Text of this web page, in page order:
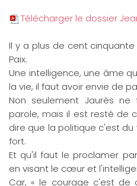
Télécharger le dossier
Il y a plus de cent
Paix.
Une intelligence, une âme
la vie, il faut avoir envie de
Non seulement Jaurès
parole, mais il est resté de
dire que la politique c'est
fort.
Et qu'il faut le proclamer
en visant le cœur et
Car, « le courage c'est